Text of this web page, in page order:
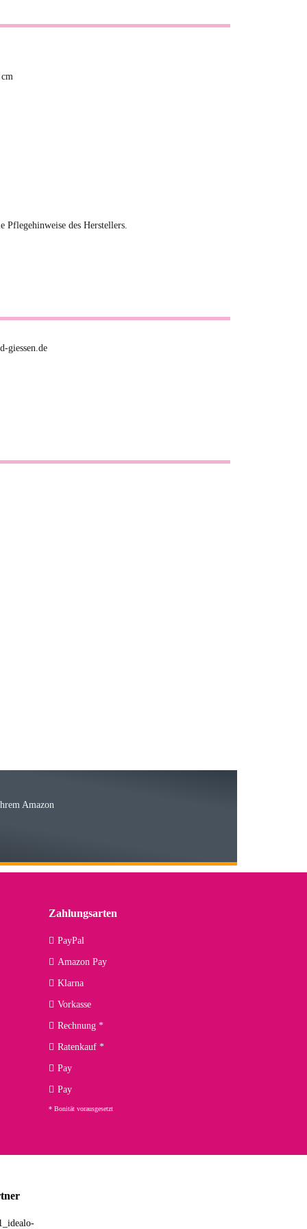
Pflegehinweise des Herstellers.
giessen.de
kommenden Jahren herausstellen. Spannend wird es falls
Amazon
Zahlungsarten
PayPal
Amazon Pay
Klarna
Vorkasse
Rechnung *
Ratenkauf *
Pay
Pay
* Bonität vorausgesetzt